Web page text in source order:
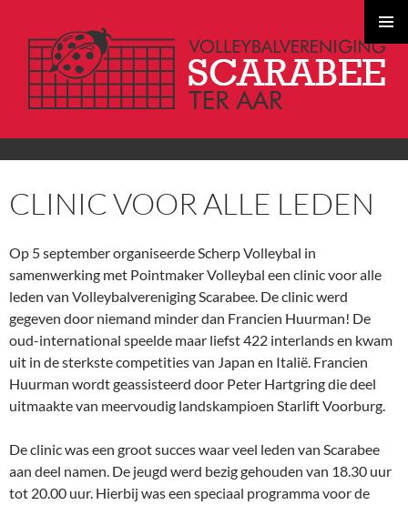
MENU
NAAR
DECLINIC VOOR ALLE LEDEN
Op 5 september organiseerde Scherp Volleybal in
samenwerking met Pointmaker Volleybal een clinic voor alle
leden van Volleybalvereniging Scarabee. De clinic werd
gegeven door niemand minder dan Francien Huurman! De
oud-international speelde maar liefst 422 interlands en kwam
uit in de sterkste competities van Japan en Italië. Francien
Huurman wordt geassisteerd door Peter Hartgring die deel
uitmaakte van meervoudig landskampioen Starlift Voorburg.
De clinic was een groot succes waar veel leden van Scarabee
aan deel namen. De jeugd werd bezig gehouden van 18.30 uur
tot 20.00 uur. Hierbij was een speciaal programma voor de